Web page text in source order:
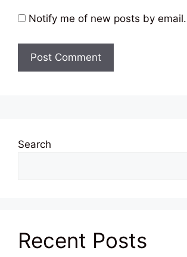
Notify me of new posts by email.
Search
Recent Posts